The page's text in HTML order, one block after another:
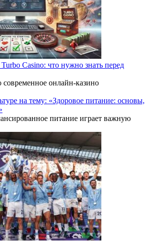
Casino: что нужно знать перед
онлайн-казино
на тему: «Здоровое питание: основы,
питание играет важную